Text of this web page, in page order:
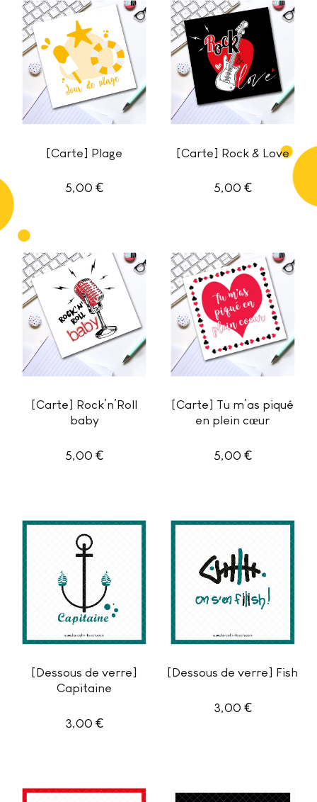
[Carte] Plage
5,00€
[Carte] Rock & Love
5,00 €
[Carte] Rock’n’Roll
baby
5,00€
[Carte] Tu m’as piqué
en plein cœur
5,00 €
[Dessous de verre]
Capitaine
3,00€
[Dessous de verre] Fish
3,00 €